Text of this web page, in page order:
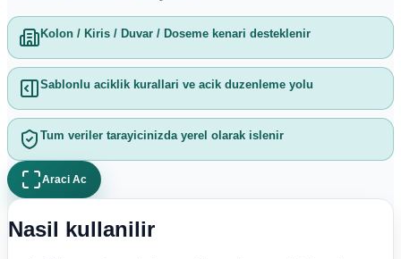
Kolon / Kiris / Duvar / Doseme kenari desteklenir
Sablonlu aciklik kurallari ve acik duzenleme yolu
Tum veriler tarayicinizda yerel olarak islenir
Araci Ac
Nasil kullanilir